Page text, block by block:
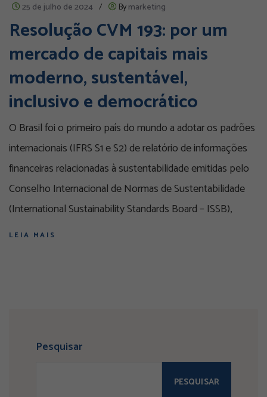
25 de julho de 2024 / Bymarketing
Resolução CVM 193: por um
mercado de capitais mais
moderno, sustentável,
inclusivo e democrático
O Brasil foi o primeiro país do mundo a adotar os padrões
internacionais (IFRS S1 e S2) de relatório de informações
financeiras relacionadas à sustentabilidade emitidas pelo
Conselho Internacional de Normas de Sustentabilidade
(International Sustainability Standards Board – ISSB),
LEIA MAIS
Pesquisar
PESQUISAR